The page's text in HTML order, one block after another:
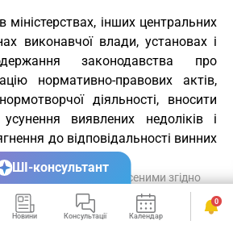
міністерствах, інших центральних
виконавчої влади, установах і
законодавства про
нормативно-правових актів,
діяльності, вносити
виявлених недоліків і
до відповідальності винних
5 із змінами, внесеними згідно
N 145/99
від 09.02.99, в редакції
N 934/2000від 31.07.2000 )
Новини Консультації Календар Сервіси
0
ШІ-консультант